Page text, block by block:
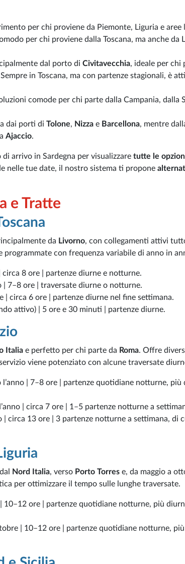
per chi proviene da Piemonte, Liguria e aree
per chi proviene dalla Toscana, ma anche da
dal porto di Civitavecchia, ideale per chi
in Toscana, ma con partenze stagionali, è
comode per chi parte dalla Campania, dalla
dai porti di Tolone, Nizza e Barcellona, mentre
Ajaccio.
arrivo in Sardegna per visualizzare tutte le
nelle tue date, il nostro sistema ti propone
e Tratte
da Livorno, con collegamenti attivi
programmate con frequenza variabile di anno in
circa 8 ore | partenze diurne e notturne.
| 7–8 ore | traversate diurne o notturne.
| circa 6 ore | partenze diurne nel fine settimana.
attivo) | 5 ore e 30 minuti | partenze diurne.
Italia e perfetto per chi parte da Roma. Offre
viene potenziato con alcune traversate
l’anno | 7–8 ore | partenze quotidiane notturne, più
| circa 7 ore | 1–5 partenze notturne a
| circa 13 ore | 3 partenze notturne a settimana, di
Nord Italia, verso Porto Torres e, da maggio a
per ottimizzare il tempo sulle lunghe traversate.
10–12 ore | partenze quotidiane notturne, più
| 10–12 ore | partenze quotidiane notturne,